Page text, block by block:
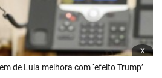
x
de Lula melhora com ‘efeito Trump’